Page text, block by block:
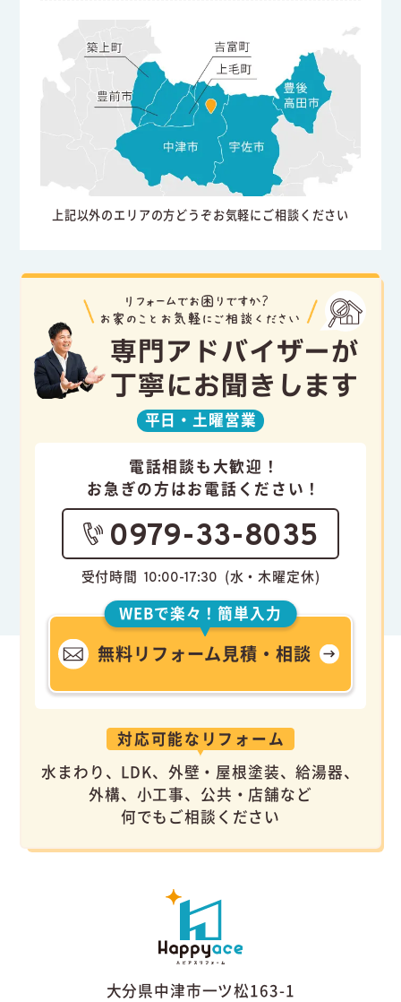
上記以外のエリアの方どうぞお気軽にご相談ください
専門アドバイザーが
丁寧にお聞きします
平日・土曜営業
電話相談も大歓迎！
お急ぎの方はお電話ください！
0979-33-8035
受付時間 10:00-17:30 (水・木曜定休)
WEBで楽々！簡単入力
無料リフォーム見積・相談
対応可能なリフォーム
水まわり、LDK、外壁・屋根塗装、給湯器、
外構、小工事、公共・店舗など
何でもご相談ください
大分県中津市一ツ松163-1